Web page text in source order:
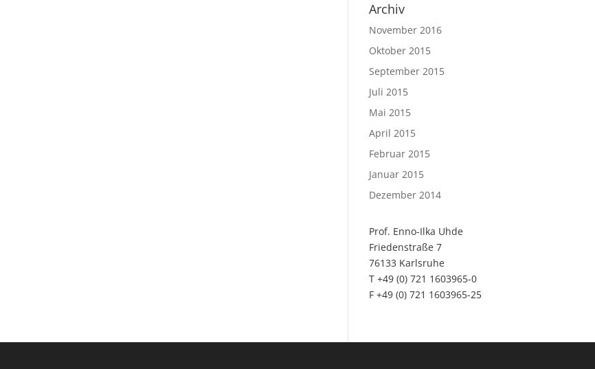
Archiv
November 2016
Oktober 2015
September 2015
Juli 2015
Mai 2015
April 2015
Februar 2015
Januar 2015
Dezember 2014
Prof. Enno-Ilka Uhde
Friedenstraße 7
76133 Karlsruhe
T +49 (0) 721 1603965-0
F +49 (0) 721 1603965-25